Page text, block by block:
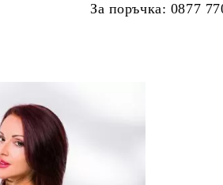
За поръчка: 0877